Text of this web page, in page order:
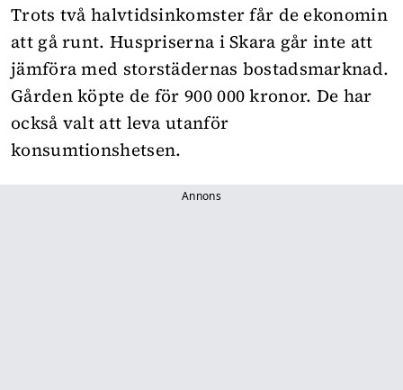
Trots två halvtidsinkomster får de ekonomin
att gå runt. Huspriserna i Skara går inte att
jämföra med storstädernas bostadsmarknad.
Gården köpte de för 900 000 kronor. De har
också valt att leva utanför
konsumtionshetsen.
Annons